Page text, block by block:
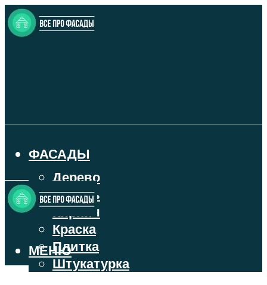
ФАСАДЫ
Дерево
Камень
Кирпич
Краска
Плитка
Штукатурка
МЕНЮ